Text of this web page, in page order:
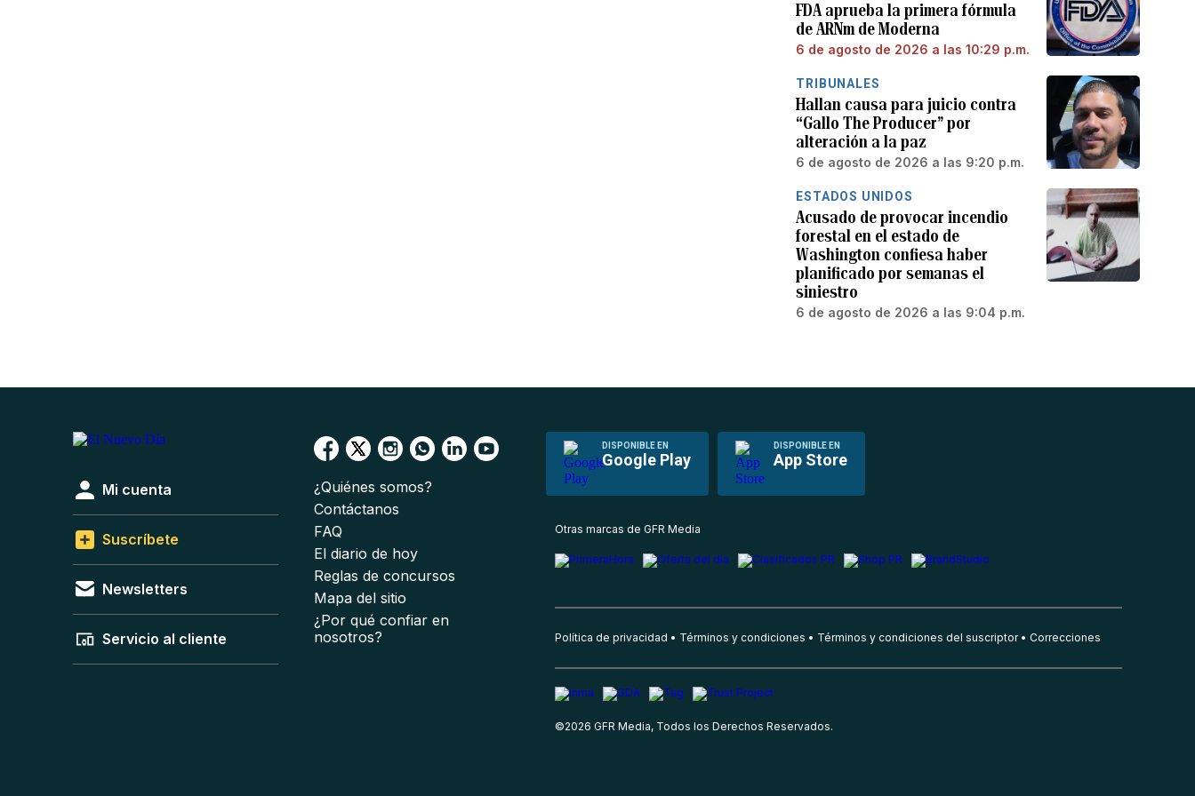
FDA aprueba la primera fórmula
de ARNm de Moderna
6 de agosto de 2026 a las 10:29 p.m.
TRIBUNALES
Hallan causa para juicio contra
“Gallo The Producer” por
alteración a la paz
6 de agosto de 2026 a las 9:20 p.m.
ESTADOS UNIDOS
Acusado de provocar incendio
forestal en el estado de
Washington confiesa haber
planificado por semanas el
siniestro
6 de agosto de 2026 a las 9:04 p.m.
DISPONIBLE EN
Google Play
DISPONIBLE EN
App Store
Mi cuenta
Suscríbete
Newsletters
Servicio al cliente
¿Quiénes somos?
Contáctanos
FAQ
El diario de hoy
Reglas de concursos
Mapa del sitio
¿Por qué confiar en
nosotros?
Otras marcas de GFR Media
Política de privacidad Términos y condiciones Términos y condiciones del suscriptor Correcciones
©2026 GFR Media, Todos los Derechos Reservados.